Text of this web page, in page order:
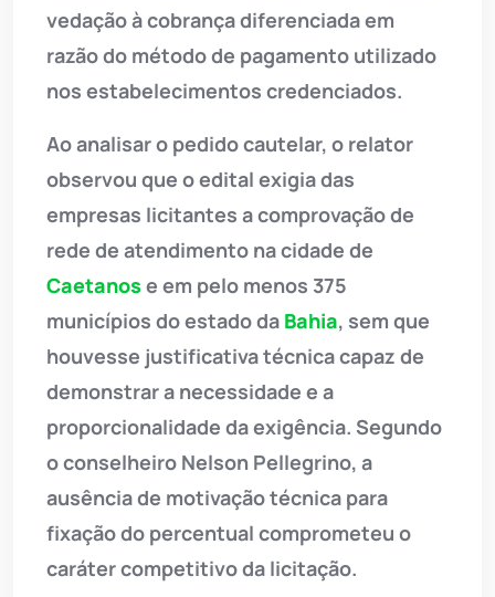
vedação à cobrança diferenciada em
razão do método de pagamento utilizado
nos estabelecimentos credenciados.
Ao analisar o pedido cautelar, o relator
observou que o edital exigia das
empresas licitantes a comprovação de
rede de atendimento na cidade de
Caetanos e em pelo menos 375
municípios do estado da Bahia, sem que
houvesse justificativa técnica capaz de
demonstrar a necessidade e a
proporcionalidade da exigência. Segundo
o conselheiro Nelson Pellegrino, a
ausência de motivação técnica para
fixação do percentual comprometeu o
caráter competitivo da licitação.